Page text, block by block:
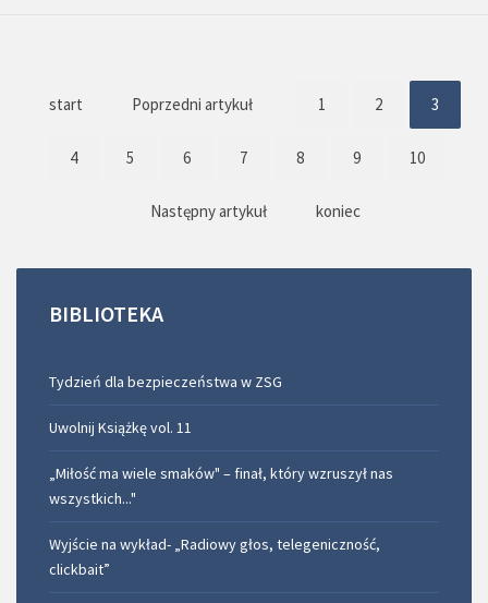
start Poprzedni artykuł 1 2 3
4 5 6 7 8 9 10
Następny artykuł koniec
BIBLIOTEKA
Tydzień dla bezpieczeństwa w ZSG
Uwolnij Książkę vol. 11
„Miłość ma wiele smaków" – finał, który wzruszył nas
wszystkich..."
Wyjście na wykład- „Radiowy głos, telegeniczność,
clickbait”